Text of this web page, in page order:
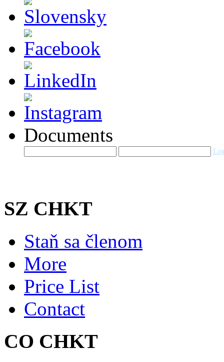
Documents
SZ CHKT
Staň sa členom
More
Price List
Contact
CO CHKT